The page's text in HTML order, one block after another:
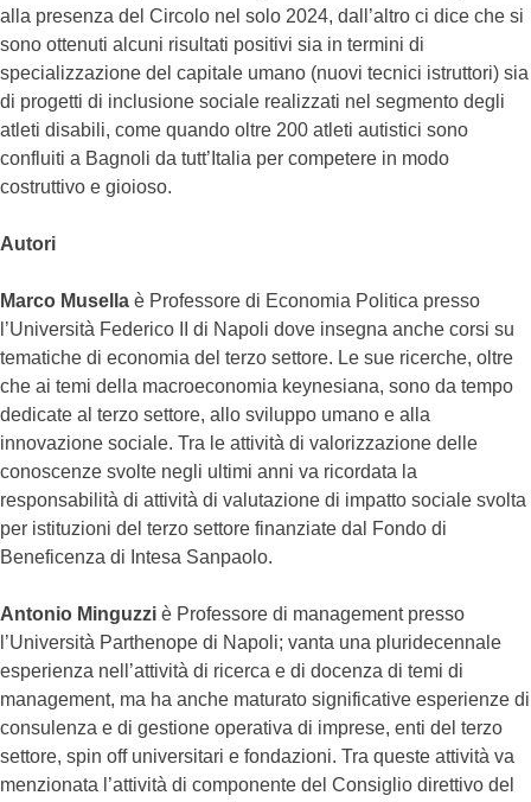
alla presenza del Circolo nel solo 2024, dall’altro ci dice che si
sono ottenuti alcuni risultati positivi sia in termini di
specializzazione del capitale umano (nuovi tecnici istruttori) sia
di progetti di inclusione sociale realizzati nel segmento degli
atleti disabili, come quando oltre 200 atleti autistici sono
confluiti a Bagnoli da tutt’Italia per competere in modo
costruttivo e gioioso.
Autori
Marco Musella è Professore di Economia Politica presso
l’Università Federico II di Napoli dove insegna anche corsi su
tematiche di economia del terzo settore. Le sue ricerche, oltre
che ai temi della macroeconomia keynesiana, sono da tempo
dedicate al terzo settore, allo sviluppo umano e alla
innovazione sociale. Tra le attività di valorizzazione delle
conoscenze svolte negli ultimi anni va ricordata la
responsabilità di attività di valutazione di impatto sociale svolta
per istituzioni del terzo settore finanziate dal Fondo di
Beneficenza di Intesa Sanpaolo.
Antonio Minguzzi è Professore di management presso
l’Università Parthenope di Napoli; vanta una pluridecennale
esperienza nell’attività di ricerca e di docenza di temi di
management, ma ha anche maturato significative esperienze di
consulenza e di gestione operativa di imprese, enti del terzo
settore, spin off universitari e fondazioni. Tra queste attività va
menzionata l’attività di componente del Consiglio direttivo del